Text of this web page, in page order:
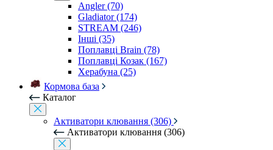
Angler (70)
Gladiator (174)
STREAM (246)
Інші (35)
Поплавці Brain (78)
Поплавці Козак (167)
Херабуна (25)
Кормова база
Каталог
Активатори клювання (306)
Активатори клювання (306)